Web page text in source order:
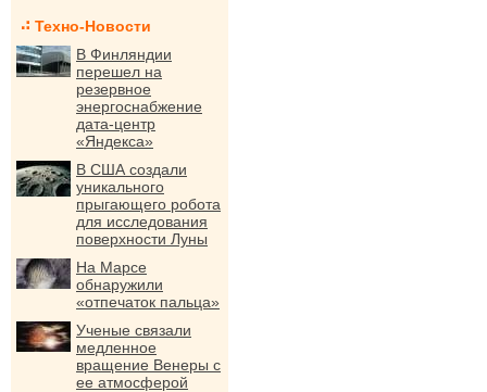
Техно-Новости
В Финляндии
перешел на
резервное
энергоснабжение
дата-центр
«Яндекса»
В США создали
уникального
прыгающего робота
для исследования
поверхности Луны
На Марсе
обнаружили
«отпечаток пальца»
Ученые связали
медленное
вращение Венеры с
ее атмосферой